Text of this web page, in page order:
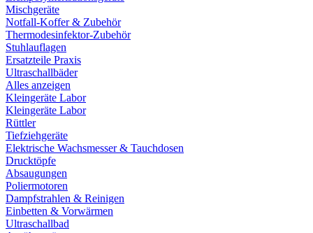
Mischgeräte
Notfall-Koffer & Zubehör
Thermodesinfektor-Zubehör
Stuhlauflagen
Ersatzteile Praxis
Ultraschallbäder
Alles anzeigen
Kleingeräte Labor
Kleingeräte Labor
Rüttler
Tiefziehgeräte
Elektrische Wachsmesser & Tauchdosen
Drucktöpfe
Absaugungen
Poliermotoren
Dampfstrahlen & Reinigen
Einbetten & Vorwärmen
Ultraschallbad